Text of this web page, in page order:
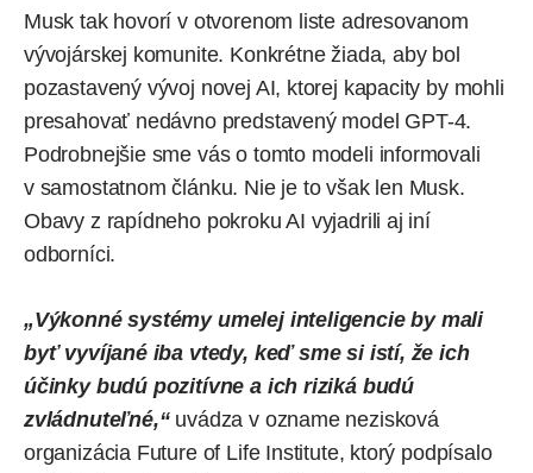
Musk tak hovorí v otvorenom liste adresovanom
vývojárskej komunite. Konkrétne žiada, aby bol
pozastavený vývoj novej AI, ktorej kapacity by mohli
presahovať nedávno predstavený model GPT-4.
Podrobnejšie sme vás o tomto modeli informovali
v samostatnom článku. Nie je to však len Musk.
Obavy z rapídneho pokroku AI vyjadrili aj iní
odborníci.
„Výkonné systémy umelej inteligencie by mali
byť vyvíjané iba vtedy, keď sme si istí, že ich
účinky budú pozitívne a ich riziká budú
zvládnuteľné,“uvádza v ozname nezisková
organizácia Future of Life Institute, ktorý podpísalo